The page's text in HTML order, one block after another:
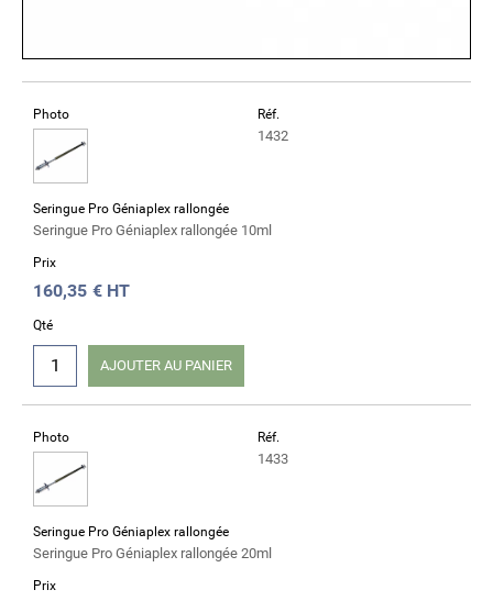
Réf.
1432
Photo
Seringue Pro Géniaplex rallongée
Seringue Pro Géniaplex rallongée 10ml
Prix
160,35 € HT
Qté
AJOUTER AU PANIER
Réf.
1433
Photo
Seringue Pro Géniaplex rallongée
Seringue Pro Géniaplex rallongée 20ml
Prix